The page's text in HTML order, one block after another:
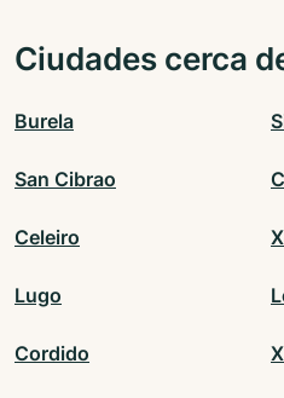
Ciudades cerca
Burela
San Cibrao
Celeiro
Lugo
Cordido